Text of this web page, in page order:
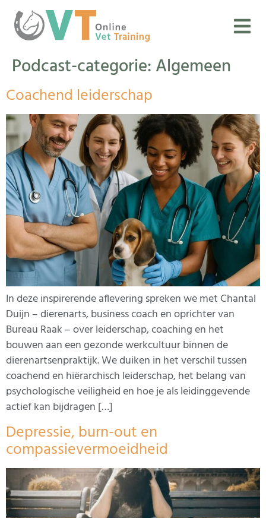
Podcast-categorie:Algemeen
Coachend leiderschap
In deze inspirerende aflevering spreken we met Chantal
Duijn – dierenarts, business coach en oprichter van
Bureau Raak – over leiderschap, coaching en het
bouwen aan een gezonde werkcultuur binnen de
dierenartsenpraktijk. We duiken in het verschil tussen
coachend en hiërarchisch leiderschap, het belang van
psychologische veiligheid en hoe je als leidinggevende
actief kan bijdragen […]
Depressie, burn-out en
compassievermoeidheid